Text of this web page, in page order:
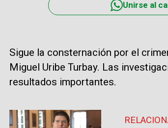
Unirse al
Sigue la consternación por el
Miguel Uribe Turbay. Las
resultados importantes.